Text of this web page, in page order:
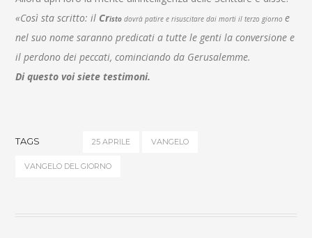
«Così sta scritto: il Cristo dovrà patire e risuscitare dai morti il terzo giornoe
nel suo nome saranno predicati a tutte le genti la conversione e
il perdono dei peccati, cominciando da Gerusalemme.
Di questo voi siete testimoni.
TAGS 25 APRILE VANGELO
VANGELO DEL GIORNO